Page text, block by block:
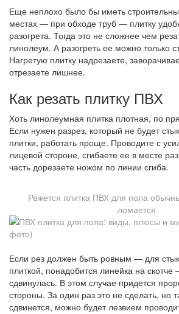
Еще неплохо было бы иметь
местах — при обходе труб — плитку
разогрета. Тогда это не сложнее чем
линолеум. А разогреть ее можно только
Нагретую плитку надрезаете,
отрезаете лишнее.
Как резать плитку ПВХ
Хоть линолеумная плитка плотная, по
Если нужен разрез, который не будет
плитки, работать проще. Проводите с
лицевой стороне, сгибаете ее в месте
часть дорезаете ножом по линии сгиба.
Режется плитка ПВХ для пола
ломается
Если рез должен быть ровным — для
плиткой, понадобится линейка на
сдвинулась. В этом случае придется
стороны. За один раз это не сделать, но
сдвинется, можно будет лезвием